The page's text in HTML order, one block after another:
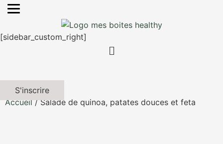
[sidebar_custom_right]
S'inscrire
Accueil/ Salade de quinoa, patates douces et feta